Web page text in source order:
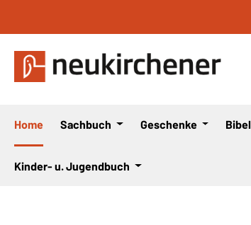
Home Sachbuch Geschenke Bibel
Kinder- u. Jugendbuch